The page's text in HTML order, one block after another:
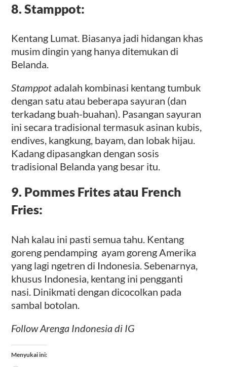
8. Stamppot:
Kentang Lumat. Biasanya jadi hidangan khas
musim dingin yang hanya ditemukan di
Belanda.
Stamppot adalah kombinasi kentang tumbuk
dengan satu atau beberapa sayuran (dan
terkadang buah-buahan). Pasangan sayuran
ini secara tradisional termasuk asinan kubis,
endives, kangkung, bayam, dan lobak hijau.
Kadang dipasangkan dengan sosis
tradisional Belanda yang besar itu.
9. Pommes Frites atau French
Fries:
Nah kalau ini pasti semua tahu. Kentang
goreng pendamping ayam goreng Amerika
yang lagi ngetren di Indonesia. Sebenarnya,
khusus Indonesia, kentang ini pengganti
nasi. Dinikmati dengan dicocolkan pada
sambal botolan.
Follow Arenga Indonesia di IG
Menyukai ini: